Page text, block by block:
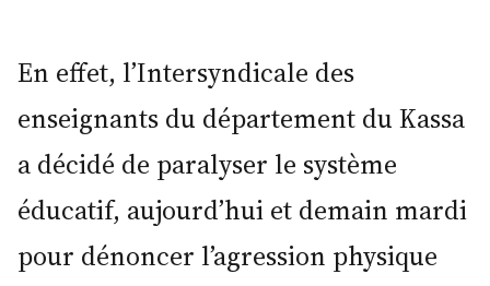
En effet, l’Intersyndicale des
enseignants du département du Kassa
a décidé de paralyser le système
éducatif, aujourd’hui et demain mardi
pour dénoncer l’agression physique